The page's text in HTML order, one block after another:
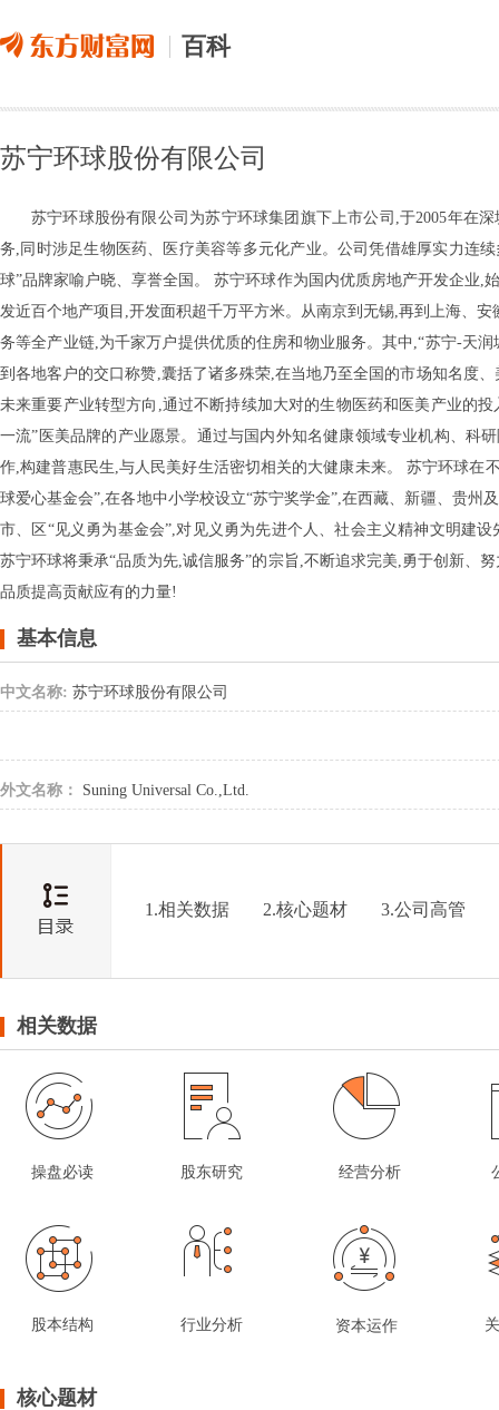
百科
苏宁环球股份有限公司
苏宁环球股份有限公司为苏宁环球集团旗下上市公司,于2005年在
务,同时涉足生物医药、医疗美容等多元化产业。公司凭借雄厚实力连
球”品牌家喻户晓、享誉全国。 苏宁环球作为国内优质房地产开发企业
发近百个地产项目,开发面积超千万平方米。从南京到无锡,再到上海、
务等全产业链,为千家万户提供优质的住房和物业服务。其中,“苏宁-天
到各地客户的交口称赞,囊括了诸多殊荣,在当地乃至全国的市场知名度
未来重要产业转型方向,通过不断持续加大对的生物医药和医美产业的
一流”医美品牌的产业愿景。通过与国内外知名健康领域专业机构、科
作,构建普惠民生,与人民美好生活密切相关的大健康未来。 苏宁环球在
球爱心基金会”,在各地中小学校设立“苏宁奖学金”,在西藏、新疆、贵
市、区“见义勇为基金会”,对见义勇为先进个人、社会主义精神文明建
苏宁环球将秉承“品质为先,诚信服务”的宗旨,不断追求完美,勇于创新、
品质提高贡献应有的力量!
基本信息
中文名称: 苏宁环球股份有限公司
外文名称： Suning Universal Co.,Ltd.
1.相关数据 2.核心题材 3.公司高管
相关数据
操盘必读 股东研究 经营分析
股本结构 行业分析 资本运作
核心题材